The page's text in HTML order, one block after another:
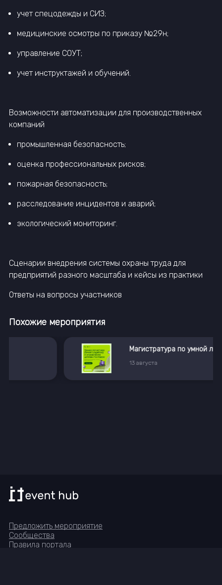
учет спецодежды и СИЗ;
медицинские осмотры по приказу №29н;
управление СОУТ;
учет инструктажей и обучений.
Возможности автоматизации для производственных
компаний
промышленная безопасность;
оценка профессиональных рисков;
пожарная безопасность;
расследование инцидентов и аварий;
экологический мониторинг.
Сценарии внедрения системы охраны труда для
предприятий разного масштаба и кейсы из практики
Ответы на вопросы участников
Похожие мероприятия
Магистратура по умной логистике от X5 и РУДН
августа
Предложить мероприятие
Сообщества
Правила портала